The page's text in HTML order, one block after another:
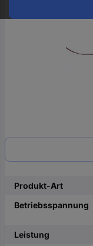
Produkt-Art
Betriebsspannung
Leistung